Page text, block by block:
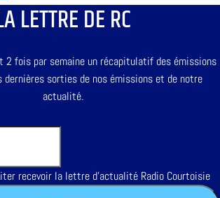
LETTRE DE RC
2 fois par semaine un récapitulatif des émissions
dernières sorties de nos émissions et de notre
actualité.
recevoir la lettre d'actualité Radio Courtoisie